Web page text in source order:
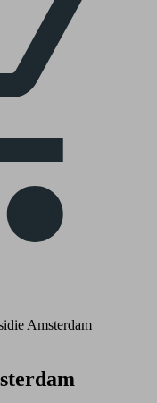
Amsterdam